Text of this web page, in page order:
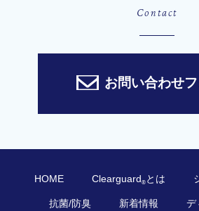
Contact
お問い合わせ
HOME Clearguard®とは
抗菌/防臭 新着情報 デ